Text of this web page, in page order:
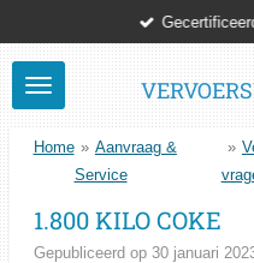
direct
naar
de
Home » Aanvraag &
Service
»
1.800 KILO COKE
Gepubliceerd op 30 januari